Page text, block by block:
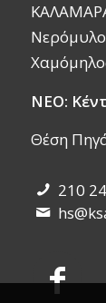
ΝΕΟ:
Θέση
210